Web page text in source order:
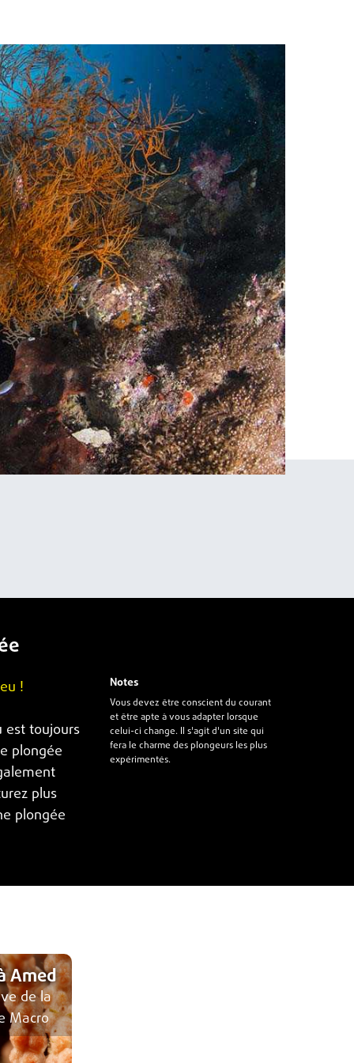
!
est toujours
plongée
plus
plongée
Notes
Vous devez être conscient du courant
et être apte à vous adapter lorsque
celui-ci change. Il s'agit d'un site qui
fera le charme des plongeurs les plus
expérimentés.
Amed
de la
Macro